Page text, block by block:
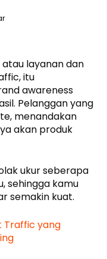
layanan dan
itu
awareness
Pelanggan yang
menandakan
akan produk
ukur seberapa
sehingga kamu
semakin kuat.
Traffic yang